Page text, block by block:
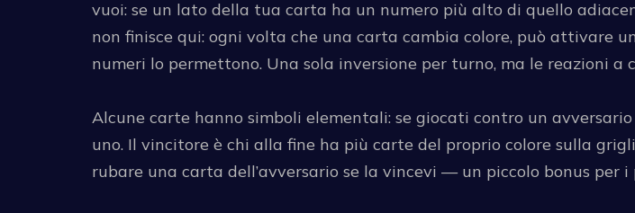
vuoi: se un lato della tua carta ha un numero più alto di quello
non finisce qui: ogni volta che una carta cambia colore, può attivare
numeri lo permettono. Una sola inversione per turno, ma le reazioni
Alcune carte hanno simboli elementali: se giocati contro un
uno. Il vincitore è chi alla fine ha più carte del proprio colore sulla
rubare una carta dell’avversario se la vincevi — un piccolo bonus per i